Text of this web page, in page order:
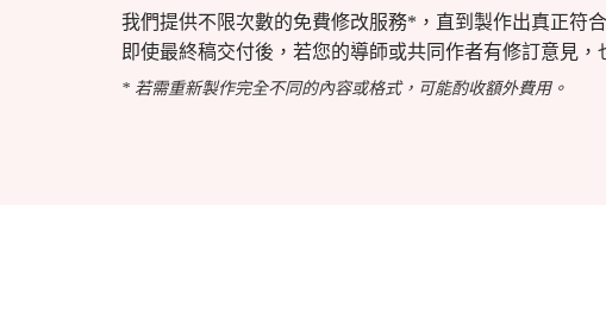
我們提供不限次數的免費修改服務*，直到製作出真正符
即使最終稿交付後，若您的導師或共同作者有修訂意見，
* 若需重新製作完全不同的內容或格式，可能酌收額外費用。